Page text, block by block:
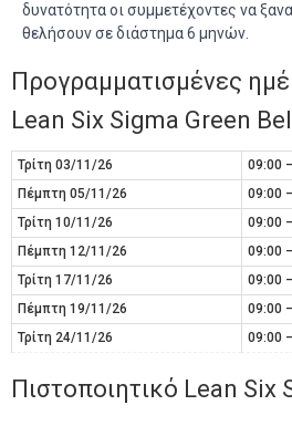
δυνατότητα οι συμμετέχοντες να
θελήσουν σε διάστημα 6 μηνών.
Προγραμματισμένες
Lean Six Sigma Green
Τρίτη 03/11/26 09:00
Πέμπτη 05/11/26
09:00
Τρίτη 10/11/26
09:00
Πέμπτη 12/11/26
09:00
Τρίτη 17/11/26
09:00
Πέμπτη 19/11/26
09:00
Τρίτη 24/11/26
09:00
Πιστοποιητικό Lean Six